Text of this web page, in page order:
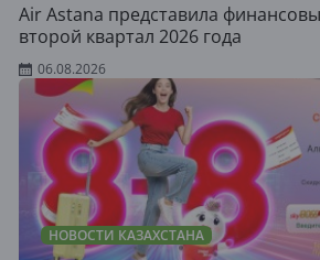
Air Astana представила
второй квартал 2026 года
06.08.2026
НОВОСТИ КАЗАХСТАНА